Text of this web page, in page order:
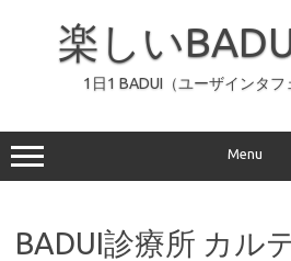
ッ
プ
楽しい
1日1 BADUI（ユーザインタフ
Menu
BADUI診療所 カル